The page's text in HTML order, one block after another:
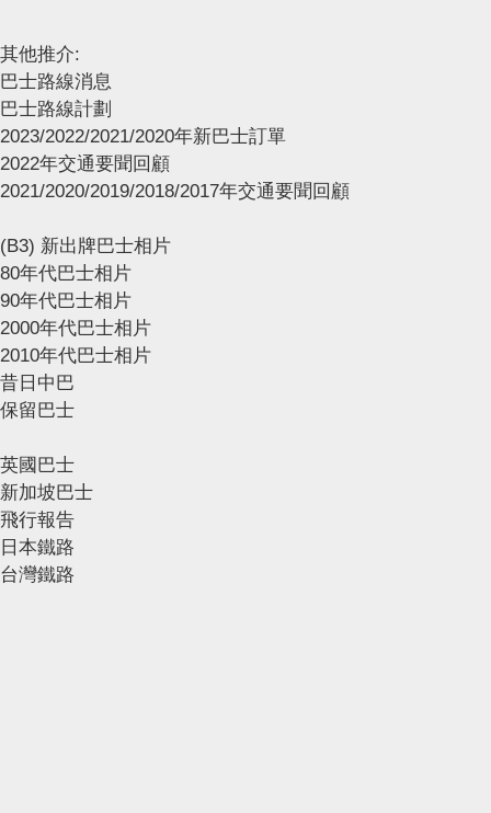
其他推介:
巴士路線消息
巴士路線計劃
2023/2022/2021/2020年新巴士訂單
2022年交通要聞回顧
2021/2020/2019/2018/2017年交通要聞回顧
(B3) 新出牌巴士相片
80年代巴士相片
90年代巴士相片
2000年代巴士相片
2010年代巴士相片
昔日中巴
保留巴士
英國巴士
新加坡巴士
飛行報告
日本鐵路
台灣鐵路